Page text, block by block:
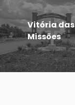
Vitória das
Missões